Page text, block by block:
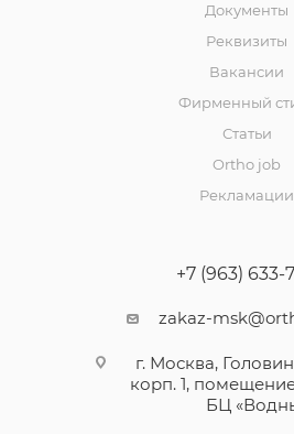
Документы
Реквизиты
Вакансии
Фирменный
Статьи
Ortho job
Рекламации
+7 (963) 633-
zakaz-
г. Москва,
корп. 1,
БЦ